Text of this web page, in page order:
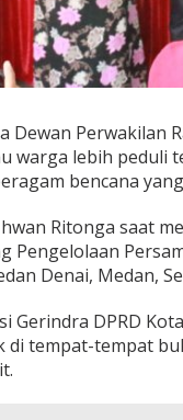
Dewan Perwakilan
warga lebih peduli
bencana
Ritonga saat
Pengelolaan
Denai, Medan,
Gerindra DPRD
tempat-tempat